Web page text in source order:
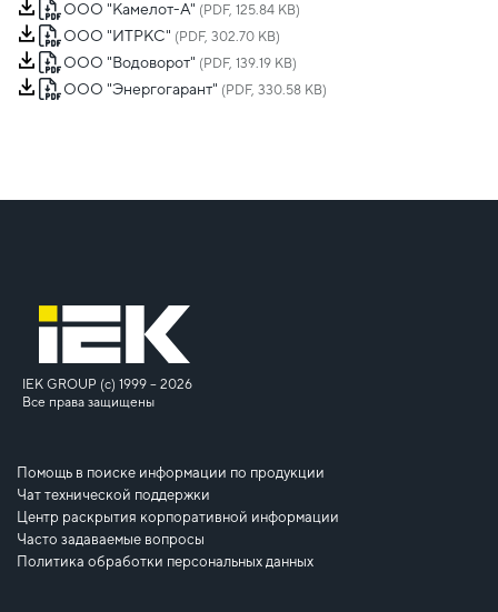
ООО "Камелот-А" (PDF, 125.84 KB)
ООО "ИТРКС" (PDF, 302.70 KB)
ООО "Водоворот" (PDF, 139.19 KB)
ООО "Энергогарант" (PDF, 330.58 KB)
IEK GROUP (c) 1999 – 2026
Все права защищены
Помощь в поиске информации по продукции
Чат технической поддержки
Центр раскрытия корпоративной информации
Часто задаваемые вопросы
Политика обработки персональных данных